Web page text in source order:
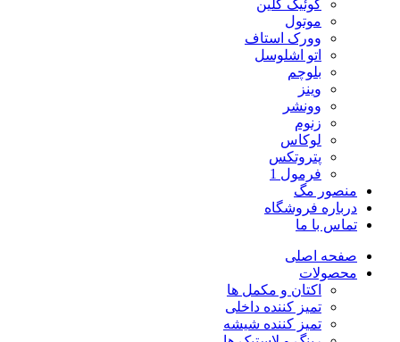
کوئیک کلین
موتول
وورک استاف
اتو اشلوسل
بلوچم
وینز
وونشر
زنوم
لوکاس
پتروتکس
فرمول 1
منصور مگ
درباره فروشگاه
تماس با ما
صفحه اصلی
محصولات
اکتان و مکمل ها
تمیز کننده داخلی
تمیز کننده شیشه